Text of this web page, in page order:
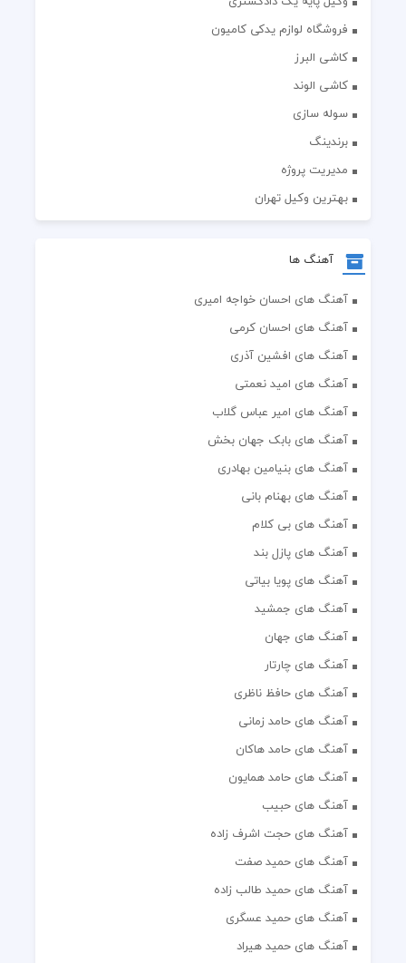
فروشگاه لوازم یدکی کامیون
کاشی البرز
کاشی الوند
سوله سازی
برندینگ
مدیریت پروژه
بهترین وکیل تهران
آهنگ ها
آهنگ های احسان خواجه امیری
آهنگ های احسان کرمی
آهنگ های افشین آذری
آهنگ های امید نعمتی
آهنگ های امیر عباس گلاب
آهنگ های بابک جهان بخش
آهنگ های بنیامین بهادری
آهنگ های بهنام بانی
آهنگ های بی کلام
آهنگ های پازل بند
آهنگ های پویا بیاتی
آهنگ های جمشید
آهنگ های جهان
آهنگ های چارتار
آهنگ های حافظ ناظری
آهنگ های حامد زمانی
آهنگ های حامد هاکان
آهنگ های حامد همایون
آهنگ های حبیب
آهنگ های حجت اشرف زاده
آهنگ های حمید صفت
آهنگ های حمید طالب زاده
آهنگ های حمید عسگری
آهنگ های حمید هیراد